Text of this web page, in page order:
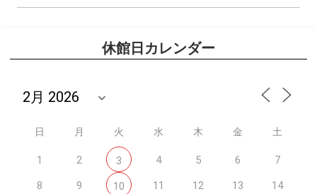
休館日カレンダー
日 月 火 水 木 金 土
1 2 3 4 5 6
7
8
9 10 11 12 13
14